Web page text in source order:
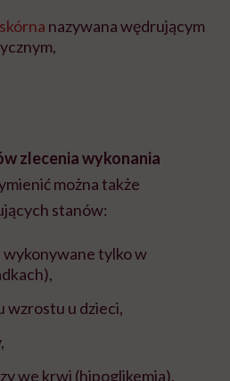
nazywana wędrującym
zlecenia wykonania
można także
stanów:
wykonywane tylko w
wzrostu u dzieci,
we krwi (hipoglikemia),